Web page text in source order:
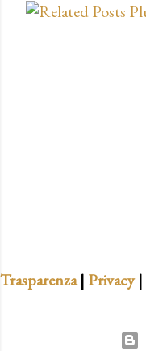
Trasparenza| Privacy|